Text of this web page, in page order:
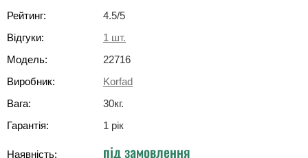
Рейтинг:
4.5/5
Відгуки:
1 шт.
Модель:
22716
Виробник:
Korfad
Вага:
30кг.
Гарантія:
1 рік
Наявність: під замовлення